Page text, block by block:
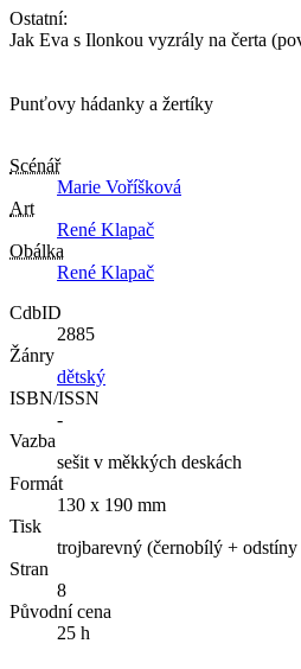
Ostatní:
Jak Eva s Ilonkou vyzrály na čerta
Punťovy hádanky a žertíky
Scénář
Marie Voříšková
Art
René Klapač
Obálka
René Klapač
CdbID
2885
Žánry
dětský
ISBN/ISSN
-
Vazba
sešit v měkkých deskách
Formát
130 x 190 mm
Tisk
trojbarevný (černobílý + odstíny
Stran
8
Původní cena
25 h